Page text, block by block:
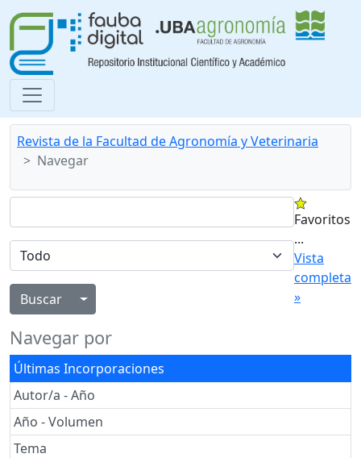
Revista de la Facultad de Agronomía y Veterinaria
Navegar
Alternar menú desplegable
Favoritos
...
Vista
completa
»
Navegar por
Últimas Incorporaciones
Autor/a - Año
Año - Volumen
Tema